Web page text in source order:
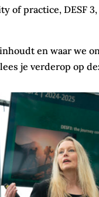
of practice, DESF
en waar we
je verderop op